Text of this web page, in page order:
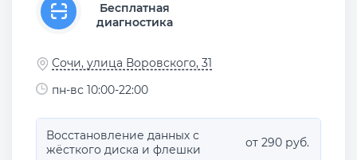
Бесплатная
диагностика
Сочи, улица Воровского, 31
пн-вс 10:00-22:00
Восстановление данных с
жёсткого диска и флешки
от 290 руб.